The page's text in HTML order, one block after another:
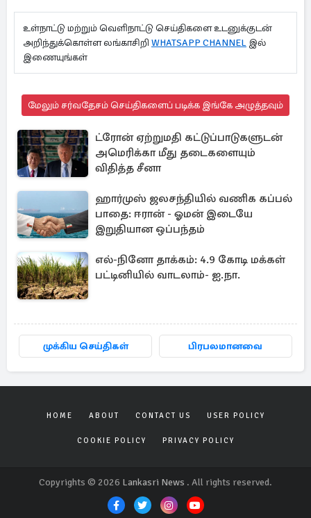
உள்நாட்டு மற்றும் வெளிநாட்டு செய்திகளை உடனுக்குடன்
அறிந்துக்கொள்ள லங்காசிறி WHATSAPP CHANNEL இல்
இணையுங்கள்
மேலும் சர்வதேசம் செய்திகளைப் படிக்க இங்கே அழுத்தவும்
ட்ரோன் ஏற்றுமதி கட்டுப்பாடுகளுடன்
அமெரிக்கா மீது தடைகளையும்
விதித்த சீனா
ஹார்முஸ் ஜலசந்தியில் வணிக கப்பல்
பாதை: ஈரான் - ஓமன் இடையே
இறுதியான ஒப்பந்தம்
எல்-நினோ தாக்கம்: 4.9 கோடி மக்கள்
பட்டினியில் வாடலாம்- ஐ.நா.
முக்கிய செய்திகள் பிரபலமானவை
HOME ABOUT CONTACT US USER POLICY
COOKIE POLICY PRIVACY POLICY
Copyrights © 2026 Lankasri News . All rights reserved.